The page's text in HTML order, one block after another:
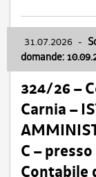
31.07.2026 -
domande:
324/26 –
Carnia –
C –
Contabile